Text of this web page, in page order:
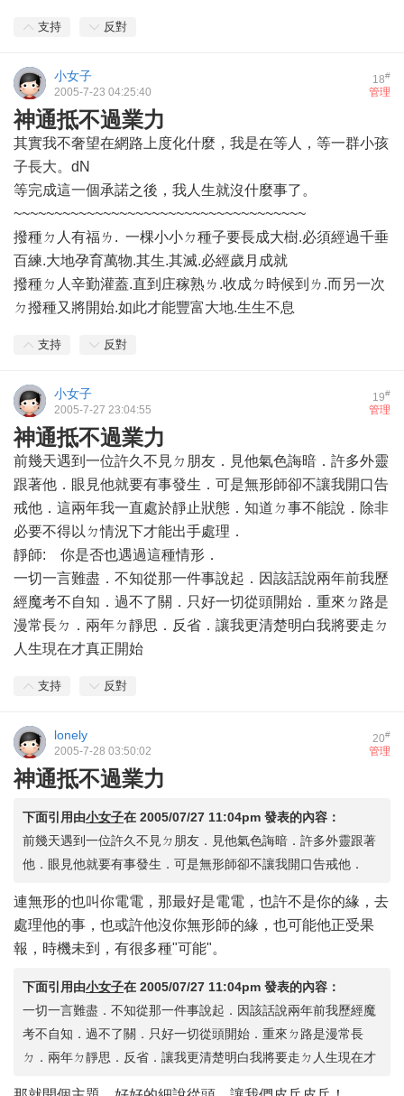
支持 反對
18#
小女子
管理
2005-7-23 04:25:40
神通抵不過業力
其實我不奢望在網路上度化什麼，我是在等人，等一群小孩
子長大。dN
等完成這一個承諾之後，我人生就沒什麼事了。
~~~~~~~~~~~~~~~~~~~~~~~~~~~~~~~~~~~~
撥種ㄉ人有福ㄌ. 一棵小小ㄉ種子要長成大樹.必須經過千垂
百練.大地孕育萬物.其生.其滅.必經歲月成就
撥種ㄉ人辛勤灌蓋.直到庄稼熟ㄌ.收成ㄉ時候到ㄌ.而另一次
ㄉ撥種又將開始.如此才能豐富大地.生生不息
支持 反對
19#
小女子
管理
2005-7-27 23:04:55
神通抵不過業力
前幾天遇到一位許久不見ㄉ朋友．見他氣色誨暗．許多外靈
跟著他．眼見他就要有事發生．可是無形師卻不讓我開口告
戒他．這兩年我一直處於靜止狀態．知道ㄉ事不能說．除非
必要不得以ㄉ情況下才能出手處理．
靜師: 你是否也遇過這種情形．
一切一言難盡．不知從那一件事說起．因該話說兩年前我歷
經魔考不自知．過不了關．只好一切從頭開始．重來ㄉ路是
漫常長ㄉ．兩年ㄉ靜思．反省．讓我更清楚明白我將要走ㄉ
人生現在才真正開始
支持 反對
20#
lonely
管理
2005-7-28 03:50:02
神通抵不過業力
下面引用由小女子在 2005/07/27 11:04pm 發表的內容：
前幾天遇到一位許久不見ㄉ朋友．見他氣色誨暗．許多外靈跟著
他．眼見他就要有事發生．可是無形師卻不讓我開口告戒他．
連無形的也叫你電電，那最好是電電，也許不是你的緣，去
處理他的事，也或許他沒你無形師的緣，也可能他正受果
報，時機未到，有很多種"可能"。
下面引用由小女子在 2005/07/27 11:04pm 發表的內容：
一切一言難盡．不知從那一件事說起．因該話說兩年前我歷經魔
考不自知．過不了關．只好一切從頭開始．重來ㄉ路是漫常長
ㄉ．兩年ㄉ靜思．反省．讓我更清楚明白我將要走ㄉ人生現在才